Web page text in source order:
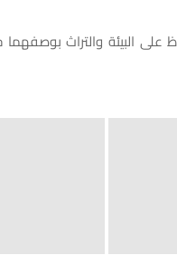
البيئة والتراث بوصفهما